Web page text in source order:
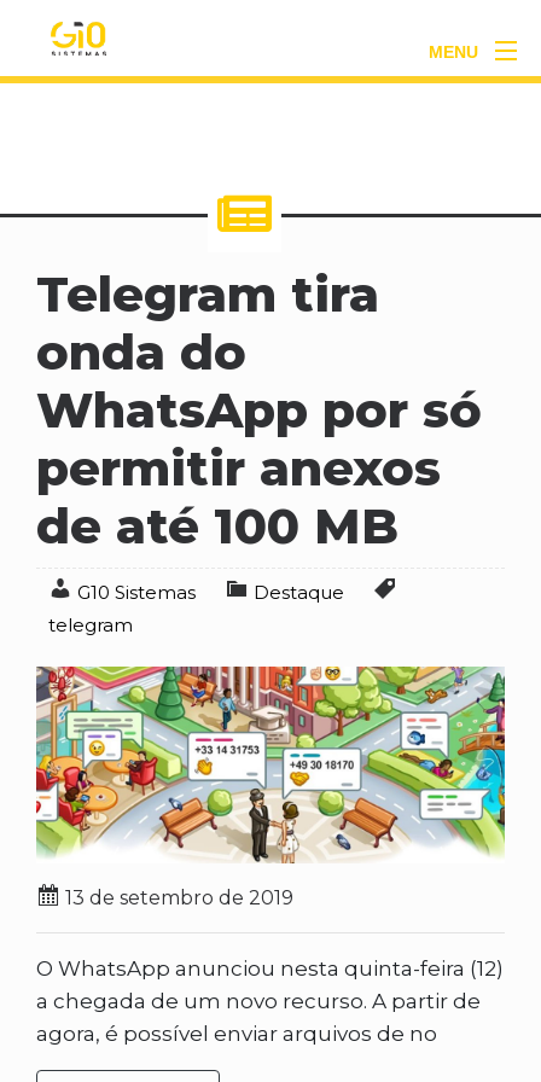
MENU
Home
Telegram tira
onda do
WhatsApp por só
permitir anexos
de até 100 MB
G10 Sistemas
Destaque
telegram
13 de setembro de 2019
O WhatsApp anunciou nesta quinta-feira (12)
a chegada de um novo recurso. A partir de
agora, é possível enviar arquivos de no